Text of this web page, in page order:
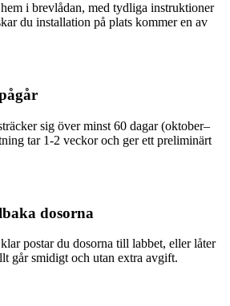
i brevlådan, med tydliga instruktioner
du installation på plats kommer en av
sig över minst 60 dagar (oktober–
tar 1-2 veckor och ger ett preliminärt
dosorna
postar du dosorna till labbet, eller låter
går smidigt och utan extra avgift.